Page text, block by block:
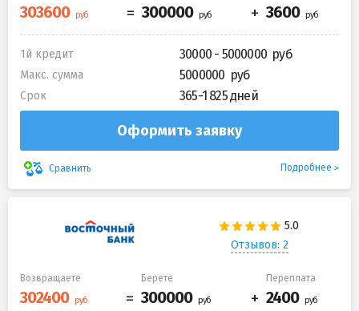
1й кредит 30000 - 5000000
Макс. сумма 5000000
Срок 365-1 825 дней
Оформить заявку
Сравнить Подробнее
Отзывов: 2
Возвращаете Берете Переплата